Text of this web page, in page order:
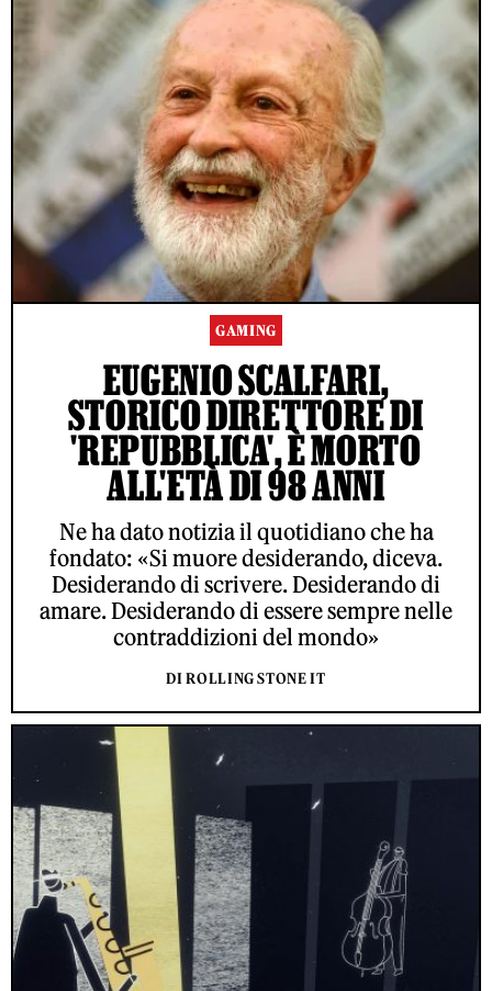
GAMING
EUGENIO SCALFARI,
STORICO DIRETTORE DI
'REPUBBLICA', È MORTO
ALL'ETÀ DI 98 ANNI
Ne ha dato notizia il quotidiano che ha
fondato: «Si muore desiderando, diceva.
Desiderando di scrivere. Desiderando di
amare. Desiderando di essere sempre nelle
contraddizioni del mondo»
DI ROLLING STONE IT